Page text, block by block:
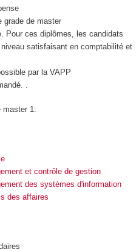
grade de master
Pour ces diplômes, les candidats
satisfaisant en comptabilité et
par la VAPP
.
master 1:
et contrôle de gestion
des systèmes d'information
des affaires